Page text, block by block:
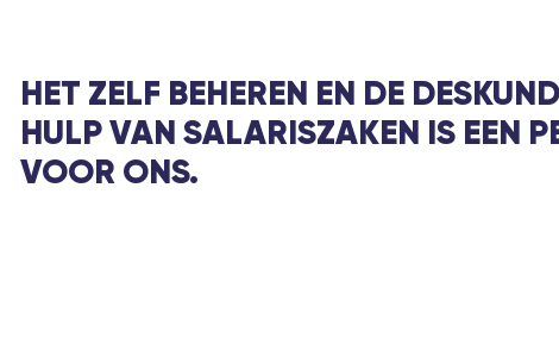
HET ZELF BEHEREN EN DE
HULP VAN SALARISZAKEN IS EEN
VOOR ONS.